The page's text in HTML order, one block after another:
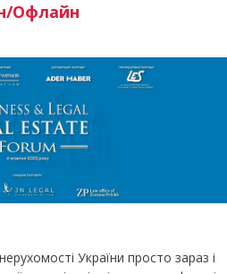
Офлайн
України просто зараз і